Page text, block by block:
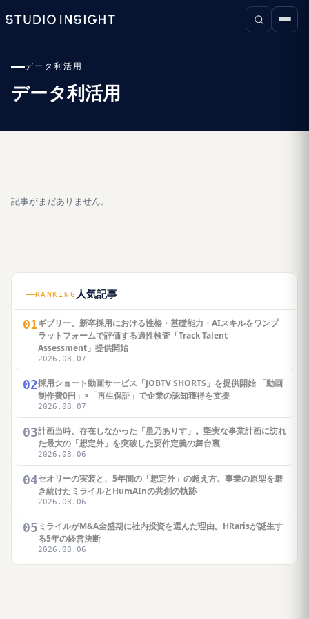
データ利活用
データ利活用
記事がまだありません。
RANKING 人気記事
01ギブリー、新卒採用における性格・基礎能力・AIスキルをワンプ
ラットフォームで評価する適性検査「Track Talent
Assessment」提供開始
2026.08.07
02採用ショート動画サービス「JOBTV SHORTS」を提供開始 「動画
制作費0円」×「再生保証」で企業の認知獲得を支援
2026.08.07
03計画当時、存在しなかった「星乃ありす」。堅実な事業計画に訪れ
た最大の「想定外」を突破した要件定義の舞台裏
2026.08.06
04セオリーの実装と、5年間の「想定外」の超え方。事業の原型を磨
き続けたミライルとHumAInの共創の軌跡
2026.08.06
05 ミライルがM&A全盛期に社内投資を選んだ理由。HRarisが誕生す
る5年の経営決断
2026.08.06